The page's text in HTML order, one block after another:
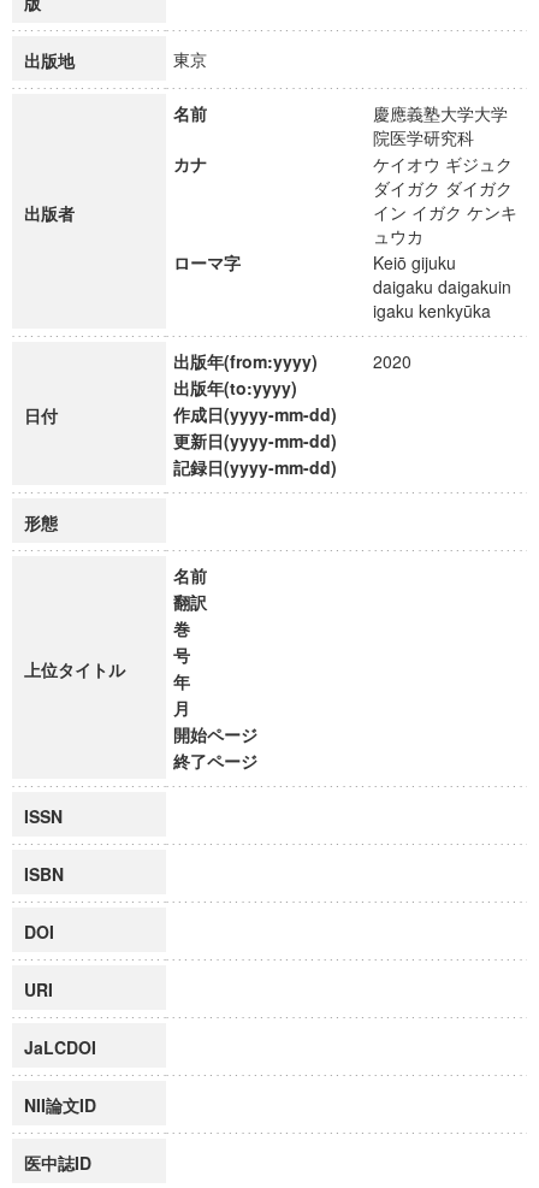
出版地 東京
出版者
名前
慶應義塾大学大学
院医学研究科
カナ
ケイオウ ギジュク
ダイガク ダイガク
イン イガク ケンキ
ュウカ
ローマ字
Keiō gijuku
daigaku daigakuin
igaku kenkyūka
日付
出版年(from:yyyy)
2020
出版年(to:yyyy)
作成日(yyyy-mm-dd)
更新日(yyyy-mm-dd)
記録日(yyyy-mm-dd)
形態
上位タイトル
名前
翻訳
巻
号
年
月
開始ページ
終了ページ
ISSN
ISBN
DOI
URI
JaLCDOI
NII論文ID
医中誌ID